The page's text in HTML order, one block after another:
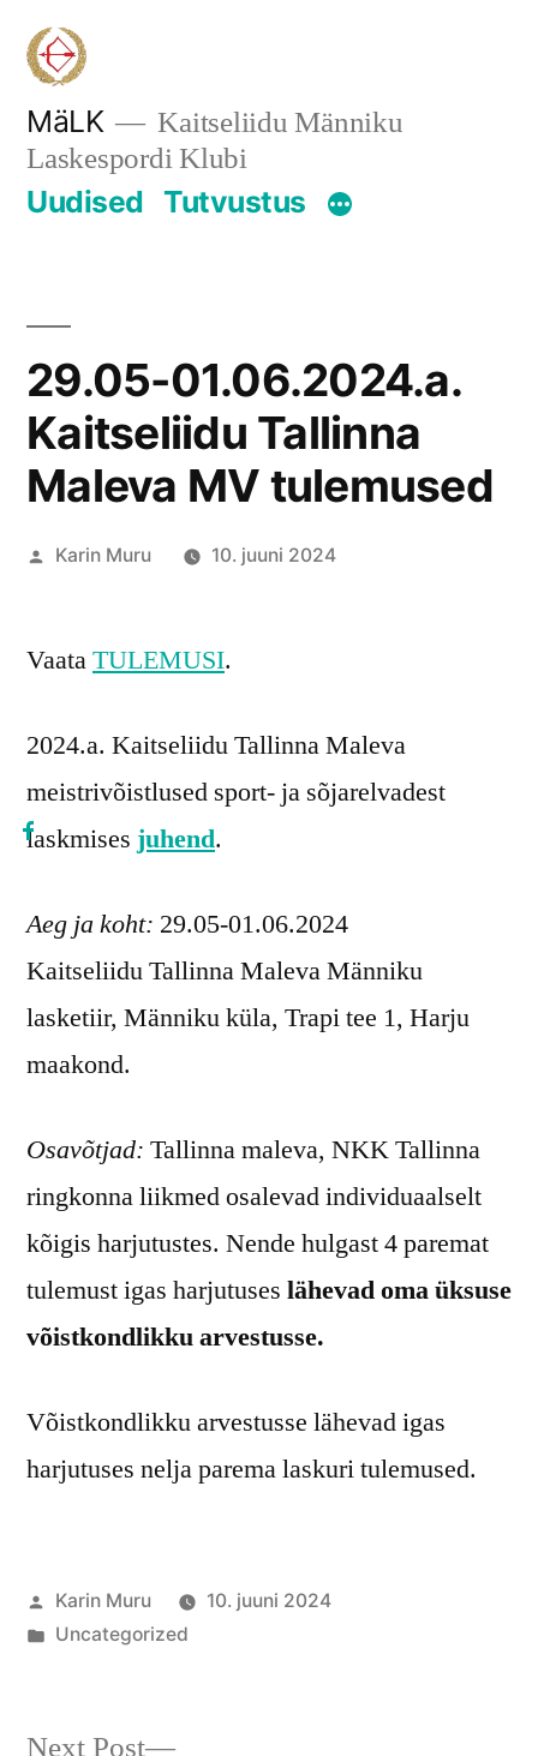
Skip
content
MäLK
Kaitseliidu Männiku
Laskespordi Klubi
Uudised Tutvustus
29.05-01.06.2024.a.
Kaitseliidu Tallinna
Maleva MV tulemused
Posted
Karin Muru 10. juuni 2024
VaataTULEMUSI.
2024.a. Kaitseliidu Tallinna Maleva
meistrivõistlused sport- ja sõjarelvadest
laskmises juhend.
Aeg ja koht: 29.05-01.06.2024
Kaitseliidu Tallinna Maleva Männiku
lasketiir, Männiku küla, Trapi tee 1, Harju
maakond.
Osavõtjad: Tallinna maleva, NKK Tallinna
ringkonna liikmed osalevad individuaalselt
kõigis harjutustes. Nende hulgast 4 paremat
tulemust igas harjutuses lähevad oma üksuse
võistkondlikku arvestusse.
Võistkondlikku arvestusse lähevad igas
harjutuses nelja parema laskuri tulemused.
Posted
by
Karin Muru
10. juuni 2024
Posted
Uncategorized
Next Post
Next